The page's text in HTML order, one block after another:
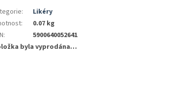
:
Likéry
:
0.07 kg
:
5900640052641
byla vyprodána…